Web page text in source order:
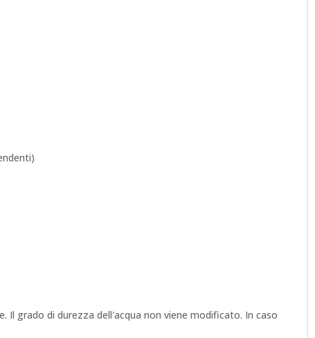
Il grado di durezza dell'acqua non viene modificato. In caso